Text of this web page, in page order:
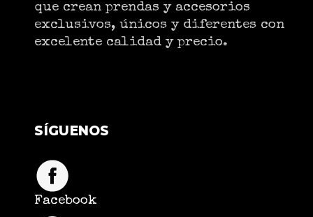
que crean prendas y accesorios
exclusivos, únicos y diferentes con
excelente calidad y precio.
SÍGUENOS
Facebook